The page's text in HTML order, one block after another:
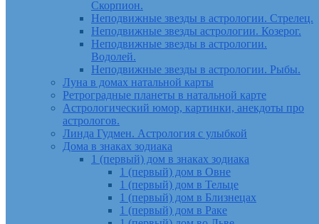
Скорпион.
Неподвижные звезды в астрологии. Стрелец.
Неподвижные звезды астрологии. Козерог.
Неподвижные звезды в астрологии.
Водолей.
Неподвижные звезды в астрологии. Рыбы.
Луна в домах натальной карты
Ретроградные планеты в натальной карте
Астрологический юмор, картинки, анекдоты про
астрологов.
Линда Гудмен. Астрология с улыбкой
Дома в знаках зодиака
1 (первый) дом в знаках зодиака
1 (первый) дом в Овне
1 (первый) дом в Тельце
1 (первый) дом в Близнецах
1 (первый) дом в Раке